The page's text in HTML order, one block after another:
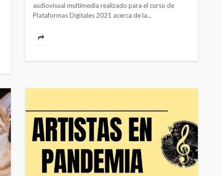
audiovisual multimedia realizado para el curso de
Plataformas Digitales 2021 acerca de la...